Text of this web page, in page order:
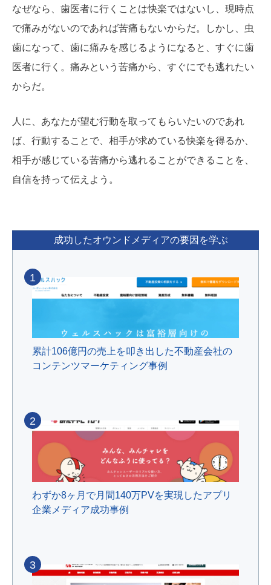
なぜなら、歯医者に行くことは快楽ではないし、現時点
で痛みがないのであれば苦痛もないからだ。しかし、虫
歯になって、歯に痛みを感じるようになると、すぐに歯
医者に行く。痛みという苦痛から、すぐにでも逃れたい
からだ。
人に、あなたが望む行動を取ってもらいたいのであれ
ば、行動することで、相手が求めている快楽を得るか、
相手が感じている苦痛から逃れることができることを、
自信を持って伝えよう。
成功したオウンドメディアの要因を学ぶ
累計106億円の売上を叩き出した不動産会社の
コンテンツマーケティング事例
1
わずか8ヶ月で月間140万PVを実現したアプリ
企業メディア成功事例
2
3